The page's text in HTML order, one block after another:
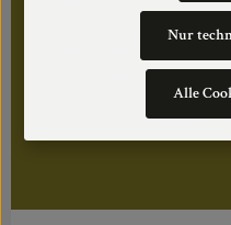
Cookie Einstellungen
Nur
Alle